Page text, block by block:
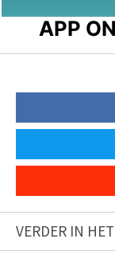
APP
VERDER IN